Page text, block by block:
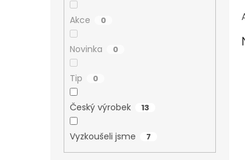
Akce 0
Novinka 0
Tip 0
Český výrobek 13
Vyzkoušeli jsme 7